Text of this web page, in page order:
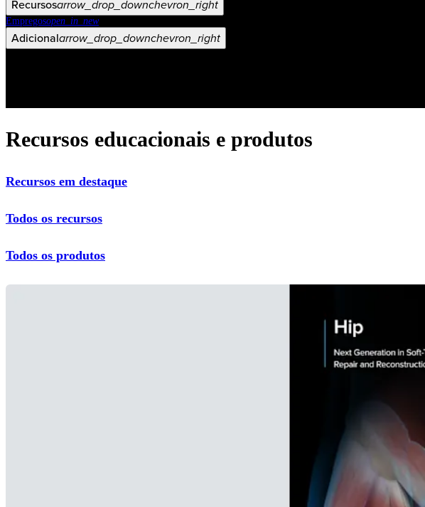
Recursosarrow_drop_downchevron_right
Empregosopen_in_new
Adicionalarrow_drop_downchevron_right
Recursos educacionais e produtos
Recursos em destaque
Todos os recursos
Todos os produtos